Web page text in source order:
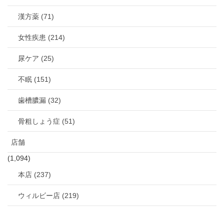
漢方薬 (71)
女性疾患 (214)
尿ケア (25)
不眠 (151)
歯槽膿漏 (32)
骨粗しょう症 (51)
店舗
(1,094)
本店 (237)
ウィルビー店 (219)